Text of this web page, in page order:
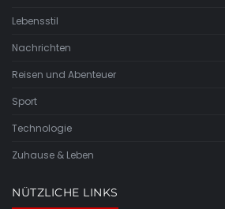
Lebensstil
Nachrichten
Reisen und Abenteuer
Sport
Technologie
Zuhause & Leben
NÜTZLICHE LINKS